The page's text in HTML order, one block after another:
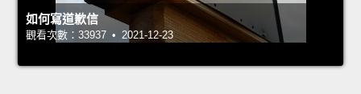
如何寫道歉信
觀看次數：33937 • 2021-12-23